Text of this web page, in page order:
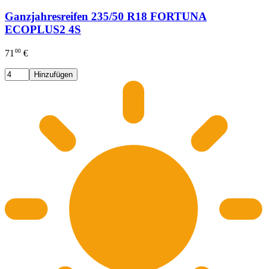
Ganzjahresreifen 235/50 R18 FORTUNA
ECOPLUS2 4S
71 00 €
Hinzufügen